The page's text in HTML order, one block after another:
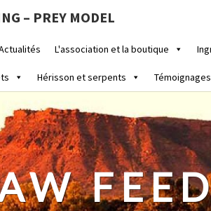
– PREY MODEL
L'association et la boutique
Hérisson et serpents Témoignages